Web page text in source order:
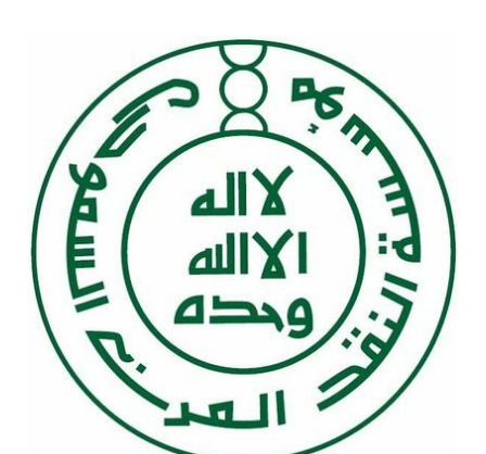
المملكة تؤكد أهمية استمرارية العمليات التشغيلية البحرية وضمان حماية إمدادات الطاقة وسلاسل الإمداد
المحكمة العليا غدٍ الخميس هو المكمل لشهر رمضان